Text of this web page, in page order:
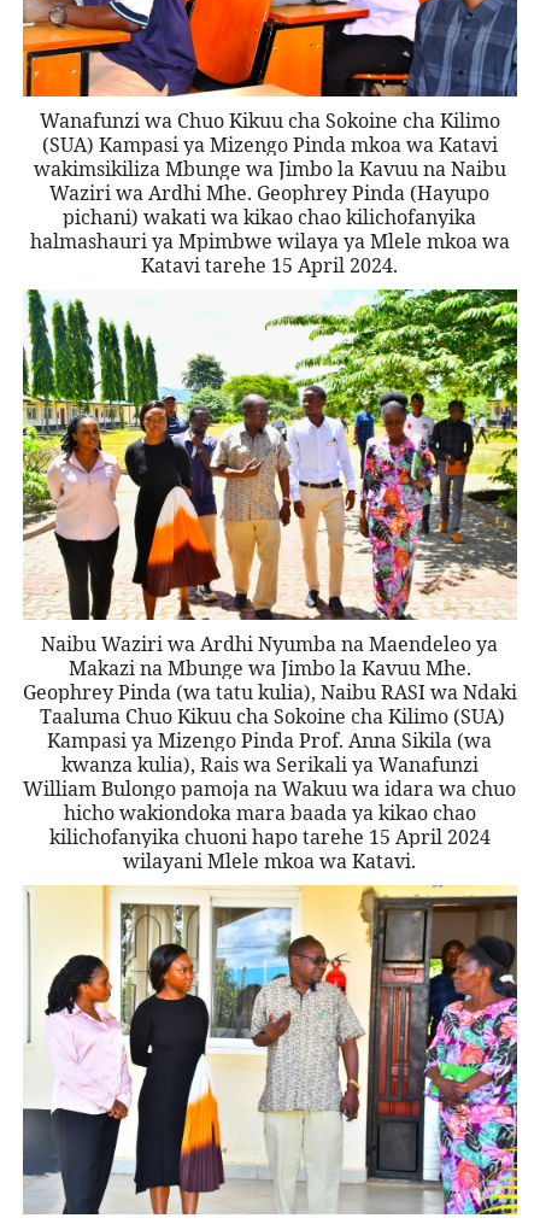
Wanafunzi wa Chuo Kikuu cha Sokoine cha Kilimo
(SUA) Kampasi ya Mizengo Pinda mkoa wa Katavi
wakimsikiliza Mbunge wa Jimbo la Kavuu na Naibu
Waziri wa Ardhi Mhe. Geophrey Pinda (Hayupo
pichani) wakati wa kikao chao kilichofanyika
halmashauri ya Mpimbwe wilaya ya Mlele mkoa wa
Katavi tarehe 15 April 2024.
Naibu Waziri wa Ardhi Nyumba na Maendeleo ya
Makazi na Mbunge wa Jimbo la Kavuu Mhe.
Geophrey Pinda (wa tatu kulia), Naibu RASI wa Ndaki
Taaluma Chuo Kikuu cha Sokoine cha Kilimo (SUA)
Kampasi ya Mizengo Pinda Prof. Anna Sikila (wa
kwanza kulia), Rais wa Serikali ya Wanafunzi
William Bulongo pamoja na Wakuu wa idara wa chuo
hicho wakiondoka mara baada ya kikao chao
kilichofanyika chuoni hapo tarehe 15 April 2024
wilayani Mlele mkoa wa Katavi.